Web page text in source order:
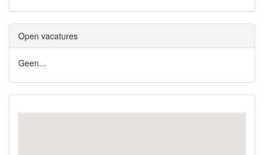
Open vacatures
Geen...